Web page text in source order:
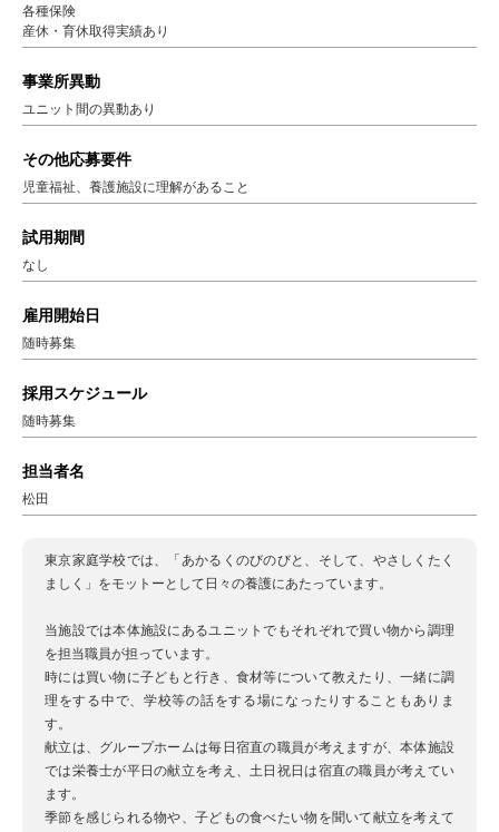
各種保険
産休・育休取得実績あり
事業所異動
ユニット間の異動あり
その他応募要件
児童福祉、養護施設に理解があること
試用期間
なし
雇用開始日
随時募集
採用スケジュール
随時募集
担当者名
松田
東京家庭学校では、「あかるくのびのびと、そして、やさしくたく
ましく」をモットーとして日々の養護にあたっています。
当施設では本体施設にあるユニットでもそれぞれで買い物から調理
を担当職員が担っています。
時には買い物に子どもと行き、食材等について教えたり、一緒に調
理をする中で、学校等の話をする場になったりすることもありま
す。
献立は、グループホームは毎日宿直の職員が考えますが、本体施設
では栄養士が平日の献立を考え、土日祝日は宿直の職員が考えてい
ます。
季節を感じられる物や、子どもの食べたい物を聞いて献立を考えて